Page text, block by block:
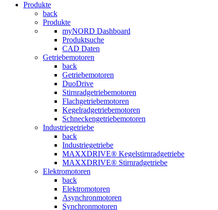
Produkte
back
Produkte
myNORD Dashboard
Produktsuche
CAD Daten
Getriebemotoren
back
Getriebemotoren
DuoDrive
Stirnradgetriebemotoren
Flachgetriebemotoren
Kegelradgetriebemotoren
Schneckengetriebemotoren
Industriegetriebe
back
Industriegetriebe
MAXXDRIVE® Kegelstirnradgetriebe
MAXXDRIVE® Stirnradgetriebe
Elektromotoren
back
Elektromotoren
Asynchronmotoren
Synchronmotoren